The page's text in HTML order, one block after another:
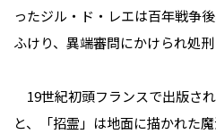
ったジル・ド・レエは百年戦争
ふけり、異端審問にかけられ処刑
19世紀初頭フランスで出版さ
と、「招霊」は地面に描かれた